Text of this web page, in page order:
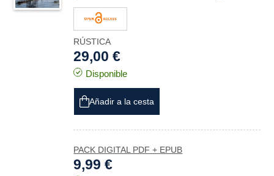
RÚSTICA
29,00 €
Disponible
Añadir a la cesta
PACK DIGITAL PDF + EPUB
9,99 €